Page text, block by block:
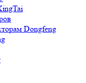
Dongfeng